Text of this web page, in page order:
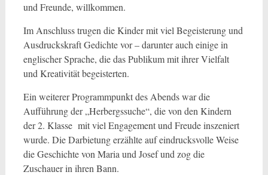
und Freunde, willkommen.
Im Anschluss trugen die Kinder mit viel Begeisterung und
Ausdruckskraft Gedichte vor – darunter auch einige in
englischer Sprache, die das Publikum mit ihrer Vielfalt
und Kreativität begeisterten.
Ein weiterer Programmpunkt des Abends war die
Aufführung der „Herbergssuche“, die von den Kindern
der 2. Klasse mit viel Engagement und Freude inszeniert
wurde. Die Darbietung erzählte auf eindrucksvolle Weise
die Geschichte von Maria und Josef und zog die
Zuschauer in ihren Bann.